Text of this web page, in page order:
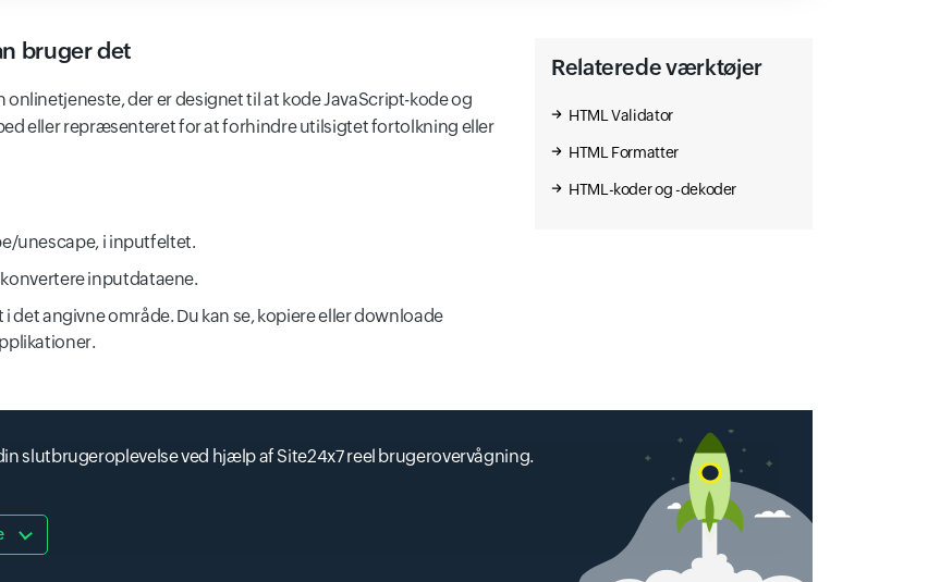
bruger det
der er designet til at kode JavaScript-kode og
eller repræsenteret for at forhindre utilsigtet fortolkning eller
unescape, i inputfeltet.
inputdataene.
angivne område. Du kan se, kopiere eller downloade
Relaterede værktøjer
HTML Validator
HTML Formatter
HTML-koder og -dekoder
slutbrugeroplevelse ved hjælp af Site24x7 reel brugerovervågning.